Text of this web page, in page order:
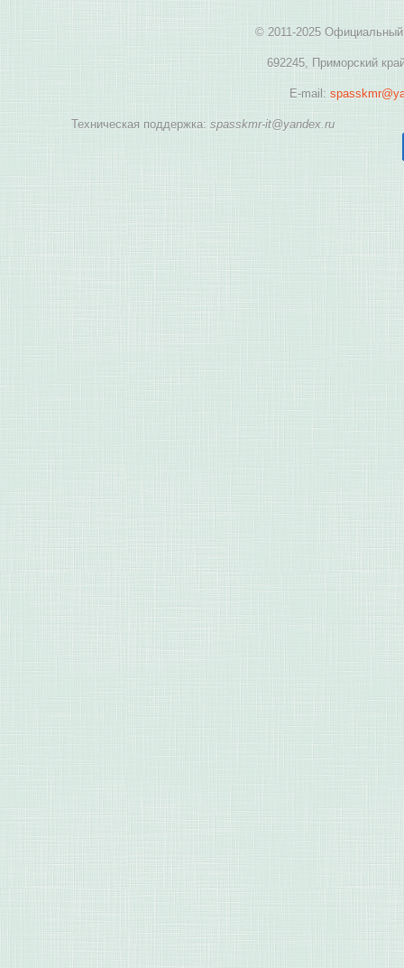
© 2011-2025 Официальный
692245, Приморский
E-mail:
Техническая поддержка: spasskmr-it@yandex.ru